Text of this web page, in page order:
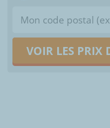
VOIR LES PRIX